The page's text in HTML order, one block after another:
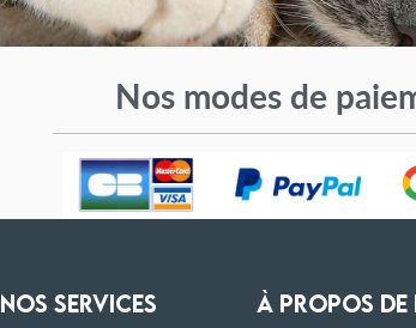
Nos modes de
NOS SERVICES À PROPOS DE